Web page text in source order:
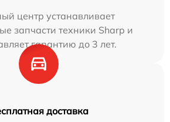
центр устанавливает
запчасти техники Sharp и
гарантию до 3 лет.
доставка